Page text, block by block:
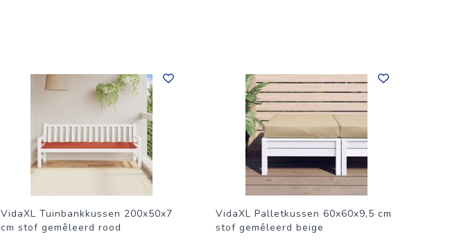
VidaXL Tuinbankkussen 200x50x7
cm stof gemêleerd rood
VidaXL Palletkussen 60x60x9,5 cm
stof gemêleerd beige